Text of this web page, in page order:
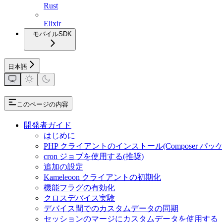
Rust
Elixir
モバイルSDK
日本語
このページの内容
開発者ガイド
はじめに
PHP クライアントのインストール(Composer パッ
cron ジョブを使用する(推奨)
追加の設定
Kameleoon クライアントの初期化
機能フラグの有効化
クロスデバイス実験
デバイス間でのカスタムデータの同期
セッションのマージにカスタムデータを使用する